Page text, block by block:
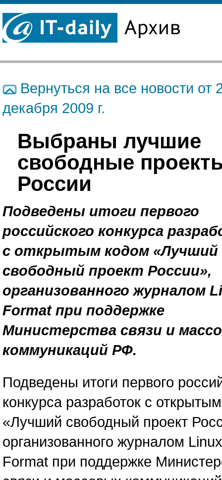
Вернуться на все новости от
декабря 2009 г.
Выбраны лучшие
свободные
России
Подведены итоги первого
российского конкурса
с открытым кодом «Лучший
свободный проект России»,
организованного журналом
Format при поддержке
Министерства связи и
коммуникаций РФ.
Подведены итоги первого
конкурса разработок с
«Лучший свободный проект
организованного журналом Linux
Format при поддержке